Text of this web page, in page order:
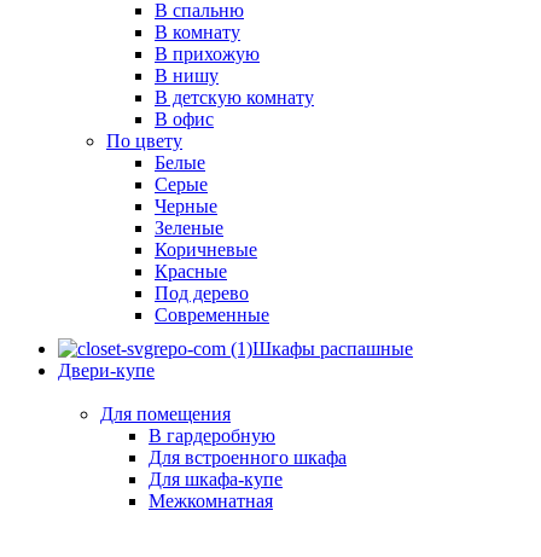
В спальню
В комнату
В прихожую
В нишу
В детскую комнату
В офис
По цвету
Белые
Серые
Черные
Зеленые
Коричневые
Красные
Под дерево
Современные
Шкафы распашные
Двери-купе
Для помещения
В гардеробную
Для встроенного шкафа
Для шкафа-купе
Межкомнатная